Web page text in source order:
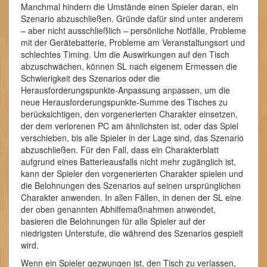
Manchmal hindern die Umstände einen Spieler daran, ein
Szenario abzuschließen. Gründe dafür sind unter anderem
– aber nicht ausschließlich – persönliche Notfälle, Probleme
mit der Gerätebatterie, Probleme am Veranstaltungsort und
schlechtes Timing. Um die Auswirkungen auf den Tisch
abzuschwächen, können SL nach eigenem Ermessen die
Schwierigkeit des Szenarios oder die
Herausforderungspunkte-Anpassung anpassen, um die
neue Herausforderungspunkte-Summe des Tisches zu
berücksichtigen, den vorgenerierten Charakter einsetzen,
der dem verlorenen PC am ähnlichsten ist, oder das Spiel
verschieben, bis alle Spieler in der Lage sind, das Szenario
abzuschließen. Für den Fall, dass ein Charakterblatt
aufgrund eines Batterieausfalls nicht mehr zugänglich ist,
kann der Spieler den vorgenerierten Charakter spielen und
die Belohnungen des Szenarios auf seinen ursprünglichen
Charakter anwenden. In allen Fällen, in denen der SL eine
der oben genannten Abhilfemaßnahmen anwendet,
basieren die Belohnungen für alle Spieler auf der
niedrigsten Unterstufe, die während des Szenarios gespielt
wird.
Wenn ein Spieler gezwungen ist, den Tisch zu verlassen,